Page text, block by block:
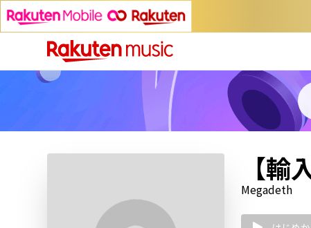
【
Megadeth